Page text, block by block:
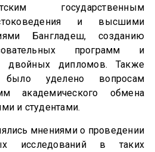
государственным
и высшими
Бангладеш, созданию
программ и
двойных дипломов. Также
уделено вопросам
академического обмена
и студентами.
мнениями о проведении
исследований в таких